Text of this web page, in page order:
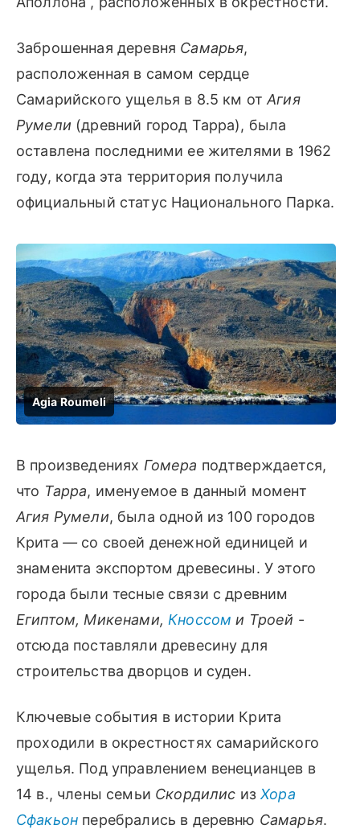
Заброшенная деревня Самарья,
расположенная в самом сердце
Самарийского ущелья в 8.5 км отАгия
Румели (древний город Тарра), была
оставлена последними ее жителями в 1962
году, когда эта территория получила
официальный статус Национального Парка.
В произведениях Гомера подтверждается,
что Тарра, именуемое в данный момент
Агия Румели, была одной из 100 городов
Крита — со своей денежной единицей и
знаменита экспортом древесины. У этого
города были тесные связи с древним
Египтом, Микенами, Кноссом и Троей -
отсюда поставляли древесину для
строительства дворцов и суден.
Ключевые события в истории Крита
проходили в окрестностях самарийского
ущелья. Под управлением венецианцев в
14 в., члены семьи Скордилис изХора
Сфакьон перебрались в деревню Самарья.